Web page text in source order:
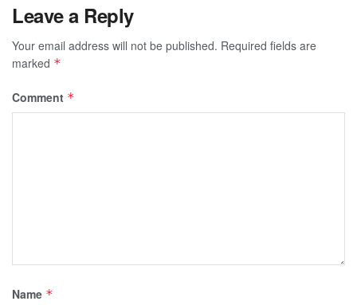
Leave a Reply
Your email address will not be published. Required fields are
marked *
Comment *
Name *